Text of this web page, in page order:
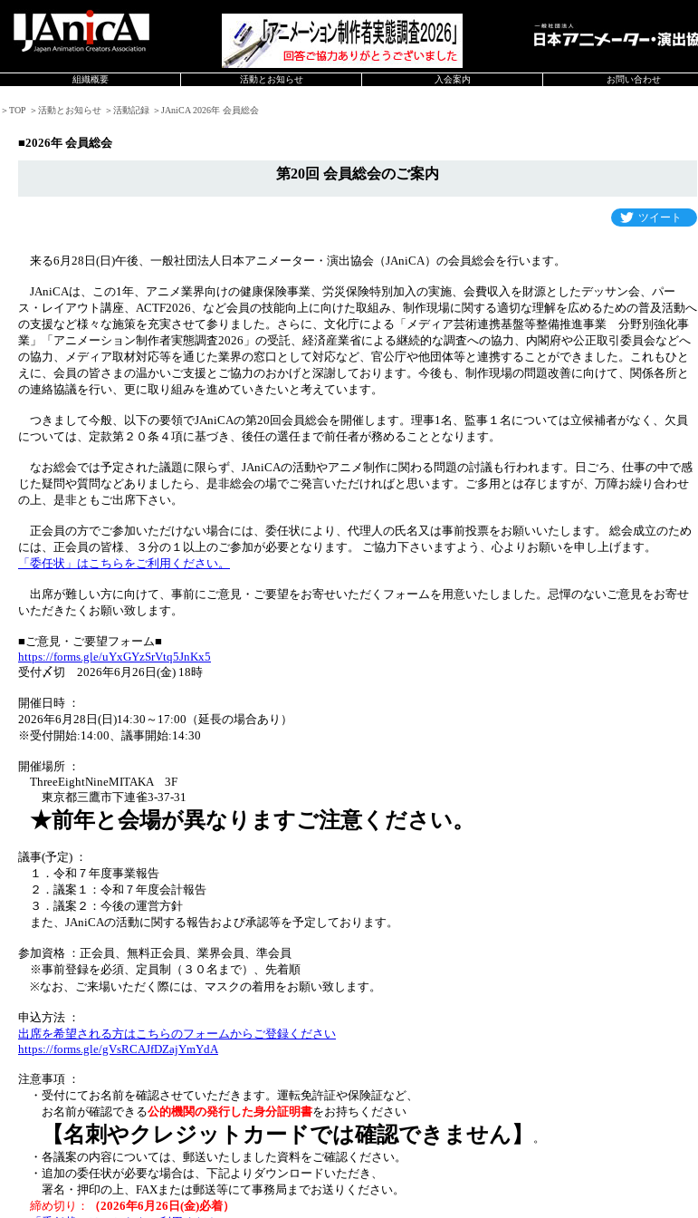
組織概要 活動とお知らせ 入会案内 お問い合わせ
＞TOP ＞活動とお知らせ ＞活動記録 ＞JAniCA 2026年 会員総会
■2026年 会員総会
第20回 会員総会のご案内
ツイート
来る6月28日(日)午後、一般社団法人日本アニメーター・演出協会（JAniCA）の会員総会を行います。
JAniCAは、この1年、アニメ業界向けの健康保険事業、労災保険特別加入の実施、会費収入を財源としたデッサン会、パー
ス・レイアウト講座、ACTF2026、など会員の技能向上に向けた取組み、制作現場に関する適切な理解を広めるための普及活動へ
の支援など様々な施策を充実させて参りました。さらに、文化庁による「メディア芸術連携基盤等整備推進事業 分野別強化事
業」「アニメーション制作者実態調査2026」の受託、経済産業省による継続的な調査への協力、内閣府や公正取引委員会などへ
の協力、メディア取材対応等を通じた業界の窓口として対応など、官公庁や他団体等と連携することができました。これもひと
えに、会員の皆さまの温かいご支援とご協力のおかげと深謝しております。今後も、制作現場の問題改善に向けて、関係各所と
の連絡協議を行い、更に取り組みを進めていきたいと考えています。
つきまして今般、以下の要領でJAniCAの第20回会員総会を開催します。理事1名、監事１名については立候補者がなく、欠員
については、定款第２０条４項に基づき、後任の選任まで前任者が務めることとなります。
なお総会では予定された議題に限らず、JAniCAの活動やアニメ制作に関わる問題の討議も行われます。日ごろ、仕事の中で感
じた疑問や質問などありましたら、是非総会の場でご発言いただければと思います。ご多用とは存じますが、万障お繰り合わせ
の上、是非ともご出席下さい。
正会員の方でご参加いただけない場合には、委任状により、代理人の氏名又は事前投票をお願いいたします。 総会成立のため
には、正会員の皆様、３分の１以上のご参加が必要となります。 ご協力下さいますよう、心よりお願いを申し上げます。
「委任状」はこちらをご利用ください。
出席が難しい方に向けて、事前にご意見・ご要望をお寄せいただくフォームを用意いたしました。忌憚のないご意見をお寄せ
いただきたくお願い致します。
■ご意見・ご要望フォーム■
https://forms.gle/uYxGYzSrVtq5JnKx5
受付〆切 2026年6月26日(金) 18時
開催日時 ：
2026年6月28日(日)14:30～17:00（延長の場合あり）
※受付開始:14:00、議事開始:14:30
開催場所 ：
ThreeEightNineMITAKA 3F
東京都三鷹市下連雀3-37-31
★前年と会場が異なりますご注意ください。
議事(予定) ：
１．令和７年度事業報告
２．議案１：令和７年度会計報告
３．議案２：今後の運営方針
また、JAniCAの活動に関する報告および承認等を予定しております。
参加資格 ：正会員、無料正会員、業界会員、準会員
※事前登録を必須、定員制（３０名まで）、先着順
※なお、ご来場いただく際には、マスクの着用をお願い致します。
申込方法 ：
出席を希望される方はこちらのフォームからご登録ください
https://forms.gle/gVsRCAJfDZajYmYdA
注意事項 ：
・受付にてお名前を確認させていただきます。運転免許証や保険証など、
お名前が確認できる公的機関の発行した身分証明書をお持ちください
【名刺やクレジットカードでは確認できません】
。
・各議案の内容については、郵送いたしました資料をご確認ください。
・追加の委任状が必要な場合は、下記よりダウンロードいただき、
署名・押印の上、FAXまたは郵送等にて事務局までお送りください。
締め切り：
（2026年6月26日(金)必着）